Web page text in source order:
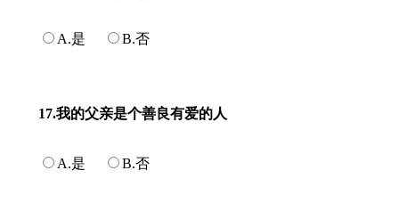
A.是 B.否
17.我的父亲是个善良有爱的人
A.是 B.否